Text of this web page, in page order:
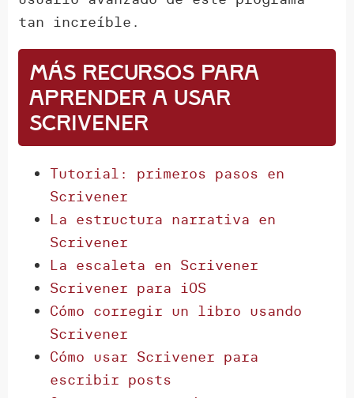
tan increíble.
Más recursos para
aprender a usar
Scrivener
Tutorial: primeros pasos en
Scrivener
La estructura narrativa en
Scrivener
La escaleta en Scrivener
Scrivener para iOS
Cómo corregir un libro usando
Scrivener
Cómo usar Scrivener para
escribir posts